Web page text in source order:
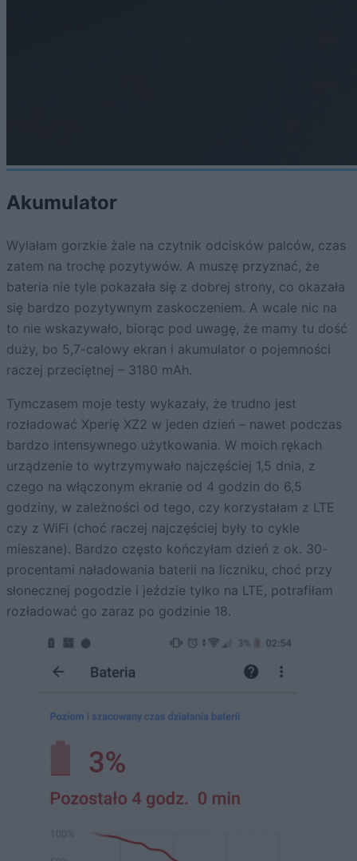
Akumulator
Wylałam gorzkie żale na czytnik odcisków palców, czas
zatem na trochę pozytywów. A muszę przyznać, że
bateria nie tyle pokazała się z dobrej strony, co okazała
się bardzo pozytywnym zaskoczeniem. A wcale nic na
to nie wskazywało, biorąc pod uwagę, że mamy tu dość
duży, bo 5,7-calowy ekran i akumulator o pojemności
raczej przeciętnej – 3180 mAh.
Tymczasem moje testy wykazały, że trudno jest
rozładować Xperię XZ2 w jeden dzień – nawet podczas
bardzo intensywnego użytkowania. W moich rękach
urządzenie to wytrzymywało najczęściej 1,5 dnia, z
czego na włączonym ekranie od 4 godzin do 6,5
godziny, w zależności od tego, czy korzystałam z LTE
czy z WiFi (choć raczej najczęściej były to cykle
mieszane). Bardzo często kończyłam dzień z ok. 30-
procentami naładowania baterii na liczniku, choć przy
słonecznej pogodzie i jeździe tylko na LTE, potrafiłam
rozładować go zaraz po godzinie 18.